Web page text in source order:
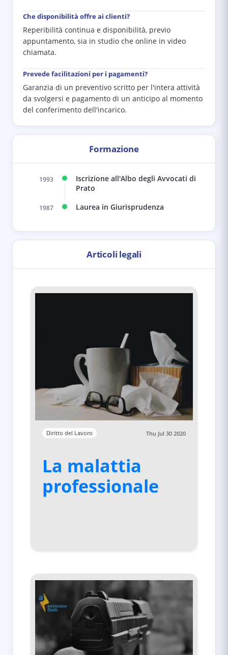
Che disponibilità offre ai clienti?
Reperibilità continua e disponibilità, previo
appuntamento, sia in studio che online in video
chiamata.
Prevede facilitazioni per i pagamenti?
Garanzia di un preventivo scritto per l'intera attività
da svolgersi e pagamento di un anticipo al momento
del conferimento dell'incarico.
Formazione
1993
Iscrizione all'Albo degli Avvocati di
Prato
1987 Laurea in Giurisprudenza
Articoli legali
Diritto del Lavoro Thu Jul 30 2020
La malattia
professionale